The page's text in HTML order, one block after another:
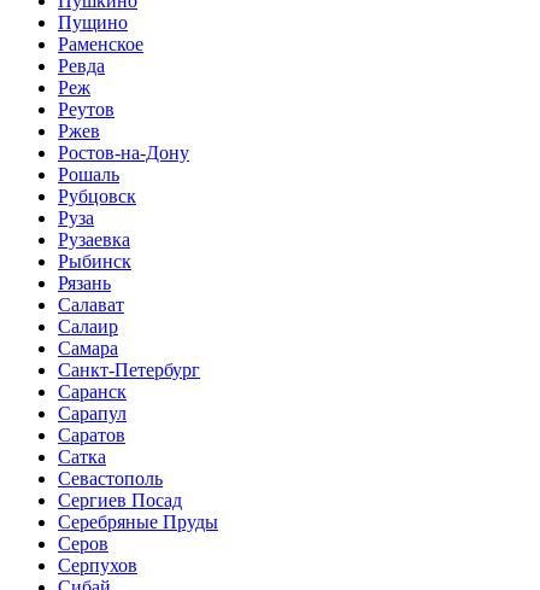
Пущино
Раменское
Ревда
Реж
Реутов
Ржев
Ростов-на-Дону
Рошаль
Рубцовск
Руза
Рузаевка
Рыбинск
Рязань
Салават
Салаир
Самара
Санкт-Петербург
Саранск
Сарапул
Саратов
Сатка
Севастополь
Сергиев Посад
Серебряные Пруды
Серов
Серпухов